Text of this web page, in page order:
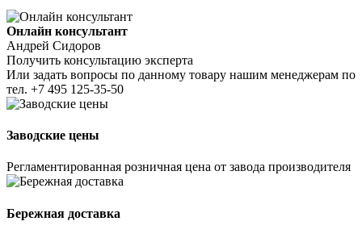
Онлайн консультант
Андрей Сидоров
Получить консультацию эксперта
Или задать вопросы по данному товару нашим менеджерам по
тел. +7 495 125-35-50
Заводские цены
Регламентированная розничная цена от завода производителя
Бережная доставка